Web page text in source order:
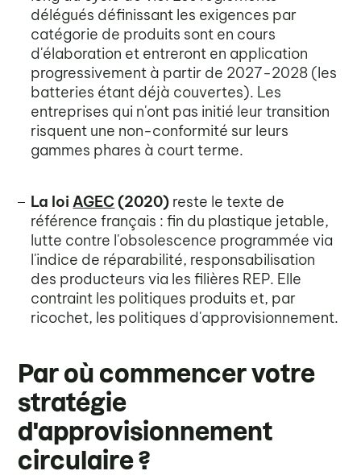
délégués définissant les exigences par
catégorie de produits sont en cours
d'élaboration et entreront en application
progressivement à partir de 2027-2028 (les
batteries étant déjà couvertes). Les
entreprises qui n'ont pas initié leur transition
risquent une non-conformité sur leurs
gammes phares à court terme.
La loiAGEC (2020) reste le texte de
référence français : fin du plastique jetable,
lutte contre l'obsolescence programmée via
l'indice de réparabilité, responsabilisation
des producteurs via les filières REP. Elle
contraint les politiques produits et, par
ricochet, les politiques d'approvisionnement.
Par où commencer votre
stratégie
d'approvisionnement
circulaire ?